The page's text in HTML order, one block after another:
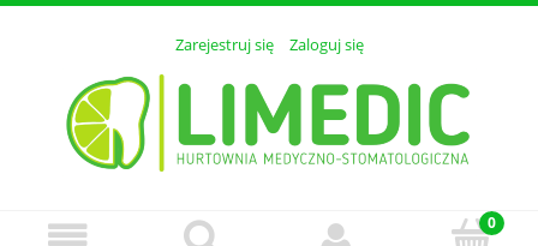
Zarejestruj się Zaloguj się